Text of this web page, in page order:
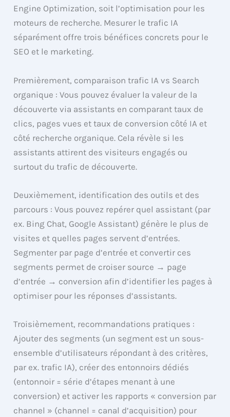
Engine Optimization, soit l’optimisation pour les
moteurs de recherche. Mesurer le trafic IA
séparément offre trois bénéfices concrets pour le
SEO et le marketing.
Premièrement, comparaison trafic IA vs Search
organique : Vous pouvez évaluer la valeur de la
découverte via assistants en comparant taux de
clics, pages vues et taux de conversion côté IA et
côté recherche organique. Cela révèle si les
assistants attirent des visiteurs engagés ou
surtout du trafic de découverte.
Deuxièmement, identification des outils et des
parcours : Vous pouvez repérer quel assistant (par
ex. Bing Chat, Google Assistant) génère le plus de
visites et quelles pages servent d’entrées.
Segmenter par page d’entrée et convertir ces
segments permet de croiser source → page
d’entrée → conversion afin d’identifier les pages à
optimiser pour les réponses d’assistants.
Troisièmement, recommandations pratiques :
Ajouter des segments (un segment est un sous-
ensemble d’utilisateurs répondant à des critères,
par ex. trafic IA), créer des entonnoirs dédiés
(entonnoir = série d’étapes menant à une
conversion) et activer les rapports « conversion par
channel » (channel = canal d’acquisition) pour